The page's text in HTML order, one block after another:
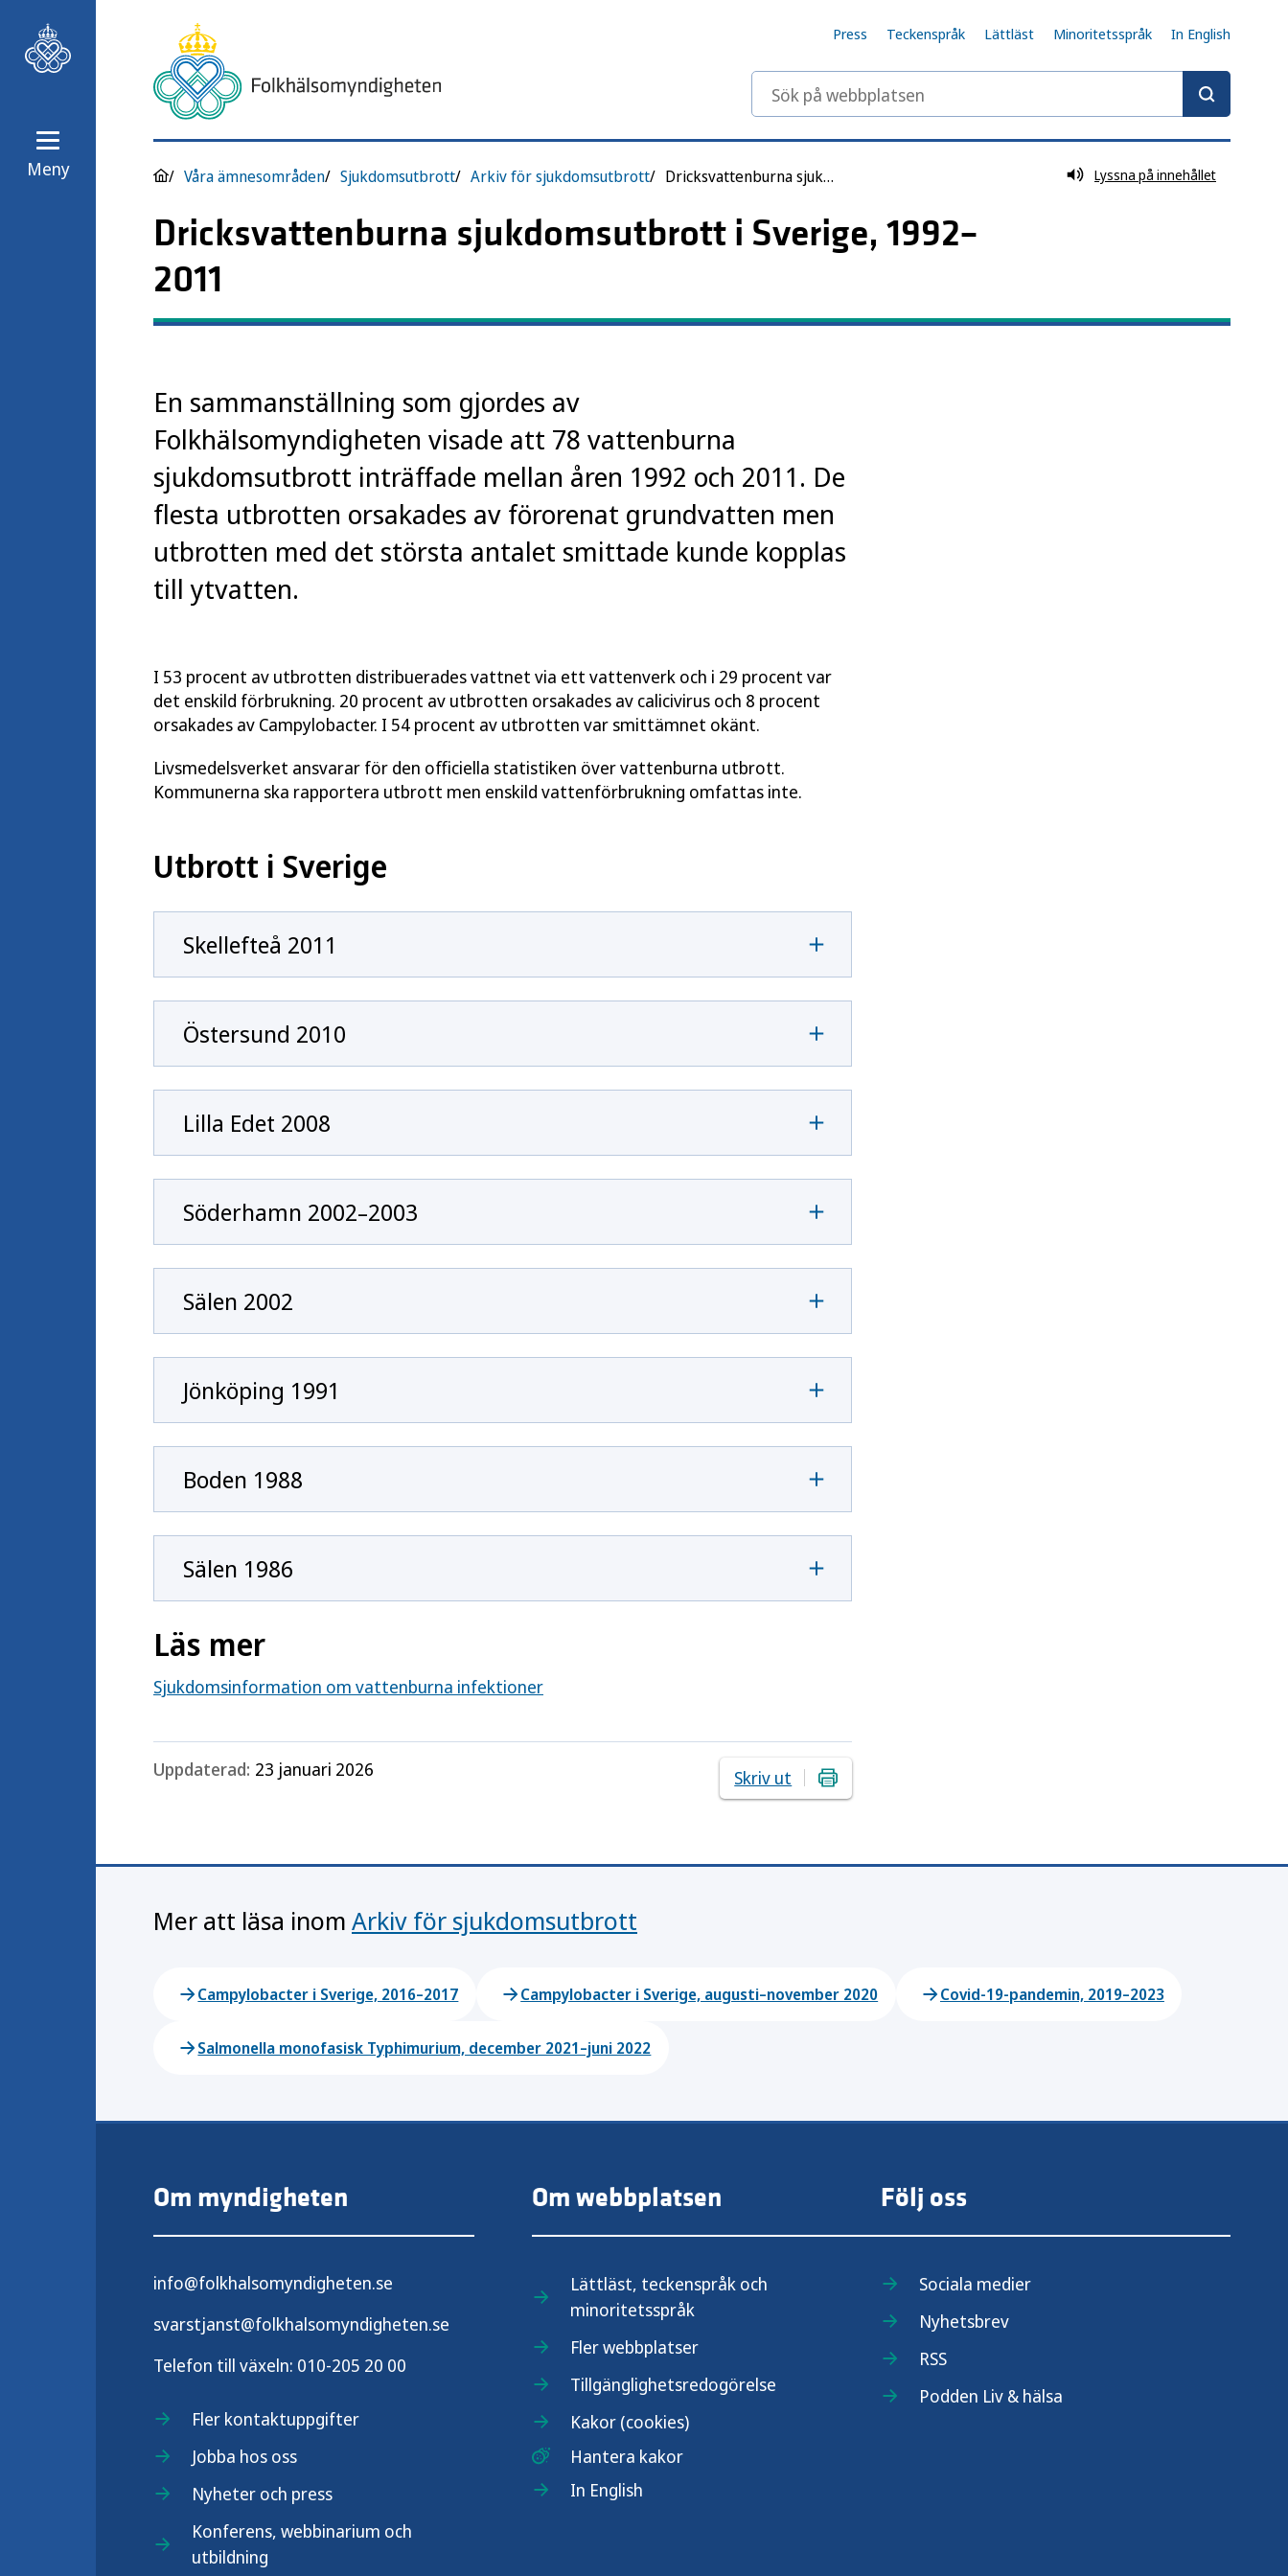
Meny
Press Teckenspråk Lättläst Minoritetsspråk In English
Sök på webbplatsen
Våra ämnesområden Sjukdomsutbrott Arkiv för sjukdomsutbrott Dricksvattenburna sjukdomsutbrott i Sverige, 1992–2011 Lyssna på innehållet
Dricksvattenburna sjukdomsutbrott i Sverige, 1992–
2011
En sammanställning som gjordes av
Folkhälsomyndigheten visade att 78 vattenburna
sjukdomsutbrott inträffade mellan åren 1992 och 2011. De
flesta utbrotten orsakades av förorenat grundvatten men
utbrotten med det största antalet smittade kunde kopplas
till ytvatten.
I 53 procent av utbrotten distribuerades vattnet via ett vattenverk och i 29 procent var
det enskild förbrukning. 20 procent av utbrotten orsakades av calicivirus och 8 procent
orsakades av Campylobacter. I 54 procent av utbrotten var smittämnet okänt.
Livsmedelsverket ansvarar för den officiella statistiken över vattenburna utbrott.
Kommunerna ska rapportera utbrott men enskild vattenförbrukning omfattas inte.
Utbrott i Sverige
Skellefteå 2011
Östersund 2010
Lilla Edet 2008
Söderhamn 2002–2003
Sälen 2002
Jönköping 1991
Boden 1988
Sälen 1986
Läs mer
Sjukdomsinformation om vattenburna infektioner
Uppdaterad: 23 januari 2026 Skriv ut
Mer att läsa inomArkiv för sjukdomsutbrott
Campylobacter i Sverige, 2016–2017 Campylobacter i Sverige, augusti–november 2020 Covid-19-pandemin, 2019–2023
Salmonella monofasisk Typhimurium, december 2021–juni 2022
Om myndigheten
info@folkhalsomyndigheten.se
svarstjanst@folkhalsomyndigheten.se
Telefon till växeln: 010-205 20 00
Fler kontaktuppgifter
Jobba hos oss
Nyheter och press
Konferens, webbinarium och
utbildning
Om webbplatsen
Lättläst, teckenspråk och
minoritetsspråk
Fler webbplatser
Tillgänglighetsredogörelse
Kakor (cookies)
Hantera kakor
In English
Följ oss
Sociala medier
Nyhetsbrev
RSS
Podden Liv & hälsa